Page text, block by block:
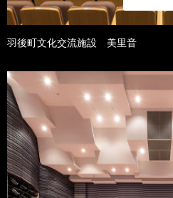
羽後町文化交流施設 美里音